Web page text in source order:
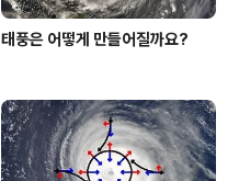
태풍은 어떻게 만들어질까요?